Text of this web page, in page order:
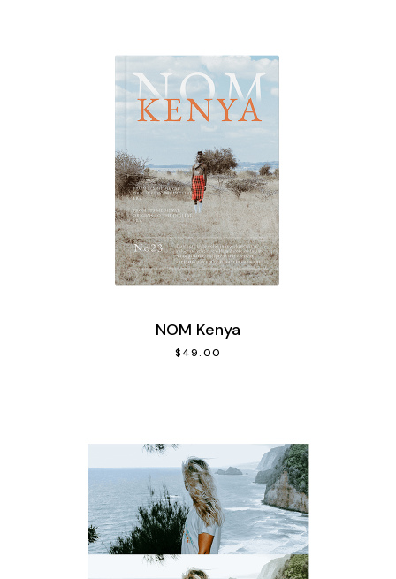
NOM Kenya
$49.00